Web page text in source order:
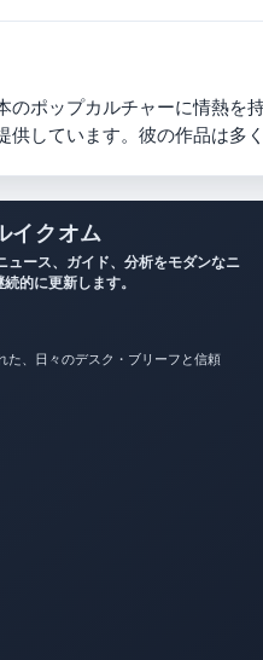
のポップカルチャーに情熱を
供しています。彼の作品は多
イクオム
ュース、ガイド、分析をモダンなニ
的に更新します。
た、日々のデスク・ブリーフと信頼